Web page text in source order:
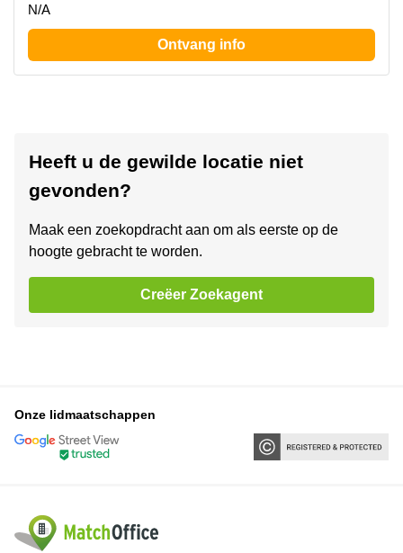
N/A
Ontvang info
Heeft u de gewilde locatie niet
gevonden?
Maak een zoekopdracht aan om als eerste op de
hoogte gebracht te worden.
Creëer Zoekagent
Onze lidmaatschappen